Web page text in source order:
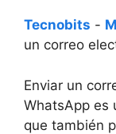
Tecnobits -
un correo
Enviar⁣ un
WhatsApp es⁣
que ⁣también